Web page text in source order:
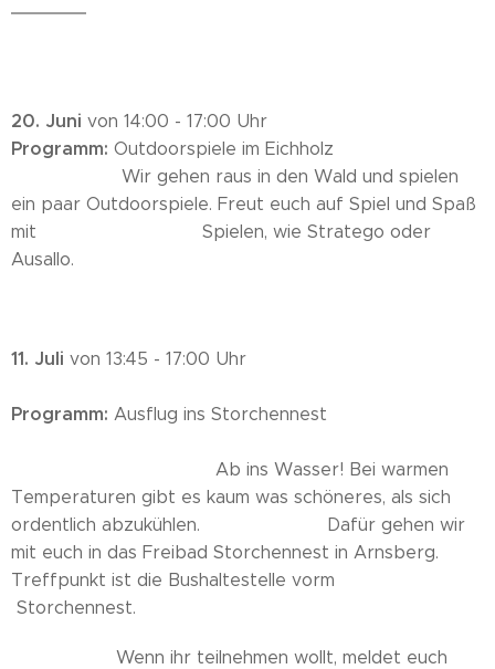
20. Juni von 14:00 - 17:00 Uhr
Programm: Outdoorspiele im Eichholz
Wir gehen raus in den Wald und spielen
ein paar Outdoorspiele. Freut euch auf Spiel und Spaß
mit Spielen, wie Stratego oder
Ausallo.
11. Juli von 13:45 - 17:00 Uhr
Programm: Ausflug ins Storchennest
Ab ins Wasser! Bei warmen
Temperaturen gibt es kaum was schöneres, als sich
ordentlich abzukühlen. Dafür gehen wir
mit euch in das Freibad Storchennest in Arnsberg.
Treffpunkt ist die Bushaltestelle vorm
Storchennest.
Wenn ihr teilnehmen wollt, meldet euch